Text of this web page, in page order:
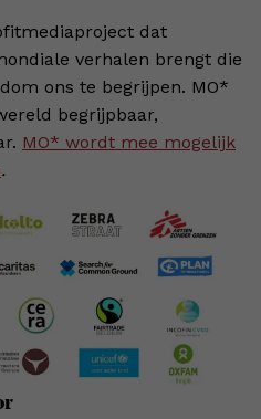
dat
verhalen brengt die
ons te begrijpen. MO*
begrijpbaar,
MO* wordt mee mogelijk
.